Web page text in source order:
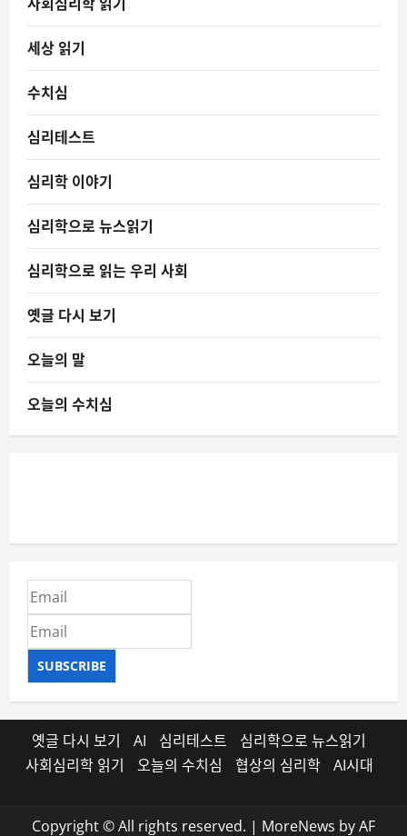
세상 읽기
수치심
심리테스트
심리학 이야기
심리학으로 뉴스읽기
심리학으로 읽는 우리 사회
옛글 다시 보기
오늘의 말
오늘의 수치심
SUBSCRIBE
옛글 다시 보기 AI 심리테스트
심리학으로 뉴스읽기
사회심리학 읽기
오늘의 수치심 협상의 심리학 AI시대
Copyright © All rights reserved. | MoreNews by AF